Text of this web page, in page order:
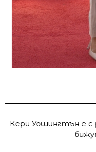
Кери Уошингтън е с